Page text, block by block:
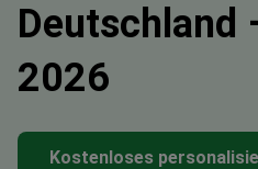
Deutschland
2026
Kostenloses